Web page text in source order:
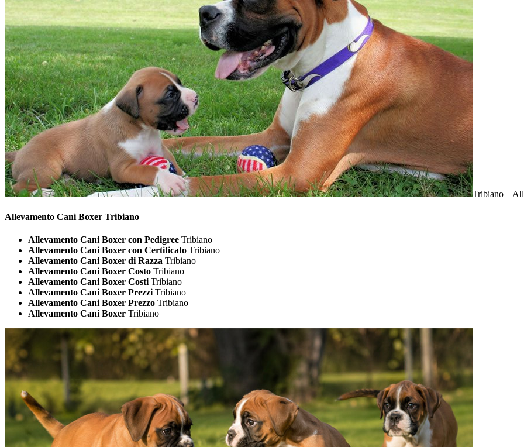
Tribiano –
Allevamento Cani Boxer Tribiano
Allevamento Cani Boxer con Pedigree Tribiano
Allevamento Cani Boxer con Certificato Tribiano
Allevamento Cani Boxer di Razza Tribiano
Allevamento Cani Boxer Costo Tribiano
Allevamento Cani Boxer Costi Tribiano
Allevamento Cani Boxer Prezzi Tribiano
Allevamento Cani Boxer Prezzo Tribiano
Allevamento Cani Boxer Tribiano